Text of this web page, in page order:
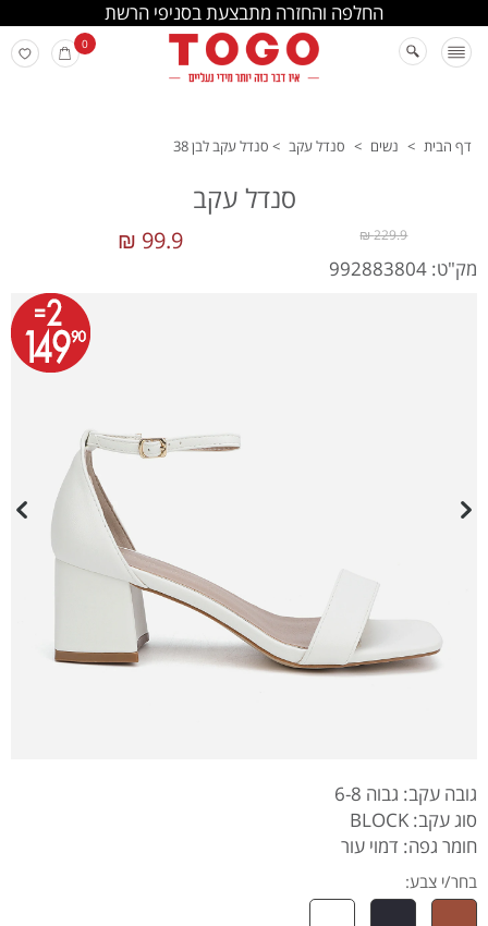
החלפה והחזרה מתבצעת בסניפי הרשת
0
דף הבית > נשים > סנדל עקב > סנדל עקב לבן 38
סנדל עקב
99.9 ₪ 229.9 ₪
מק"ט: 992883804
גובה עקב: גבוה 6-8
סוג עקב: BLOCK
חומר גפה: דמוי עור
בחר/י צבע: